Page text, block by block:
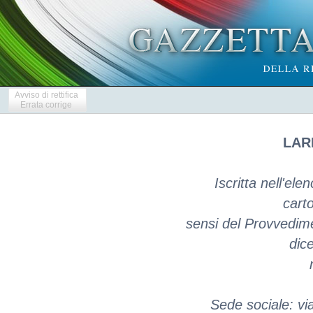
Avviso di rettifica
Errata corrige
Iscritta
sensi del
Sede sociale: